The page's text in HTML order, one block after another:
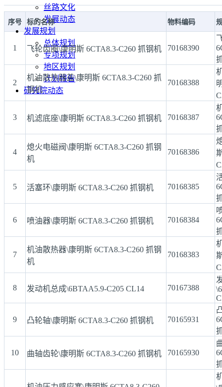
丝路文化
发展动态
发展规划
总体规划
专项规划
地区规划
计划报告
研究院动态
序号 标的名称 物料编码
1 飞轮齿圈\康明斯 6CTA8.3-C260 抓钢机 70168390
2
机油散热器盖\康明斯 6CTA8.3-C260 抓
钢机
70168388
3 机滤底座\康明斯 6CTA8.3-C260 抓钢机 70168387
4
熄火电磁阀\康明斯 6CTA8.3-C260 抓钢
机
70168386
5 活塞环\康明斯 6CTA8.3-C260 抓钢机 70168385
6 喷油器\康明斯 6CTA8.3-C260 抓钢机 70168384
7
机油散热器\康明斯 6CTA8.3-C260 抓钢
机
70168383
8 发动机总成\6BTAA5.9-C205 CL14 70167388
9 凸轮轴\康明斯 6CTA8.3-C260 抓钢机 70165931
10 曲轴齿轮\康明斯 6CTA8.3-C260 抓钢机 70165930